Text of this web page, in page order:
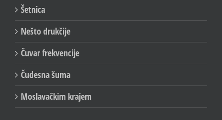
Šetnica
Nešto drukčije
Čuvar frekvencije
Čudesna šuma
Moslavačkim krajem